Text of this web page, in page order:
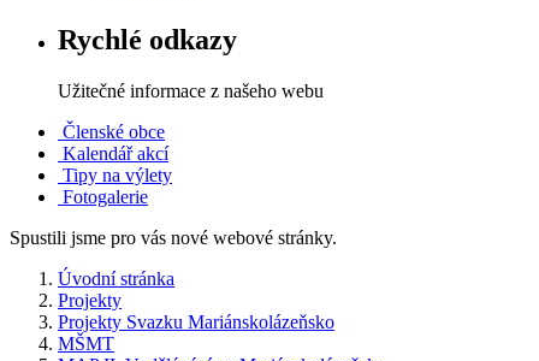
Rychlé odkazy
Užitečné informace z našeho webu
Členské obce
Kalendář akcí
Tipy na výlety
Fotogalerie
Spustili jsme pro vás nové webové stránky.
Úvodní stránka
Projekty
Projekty Svazku Mariánskolázeňsko
MŠMT